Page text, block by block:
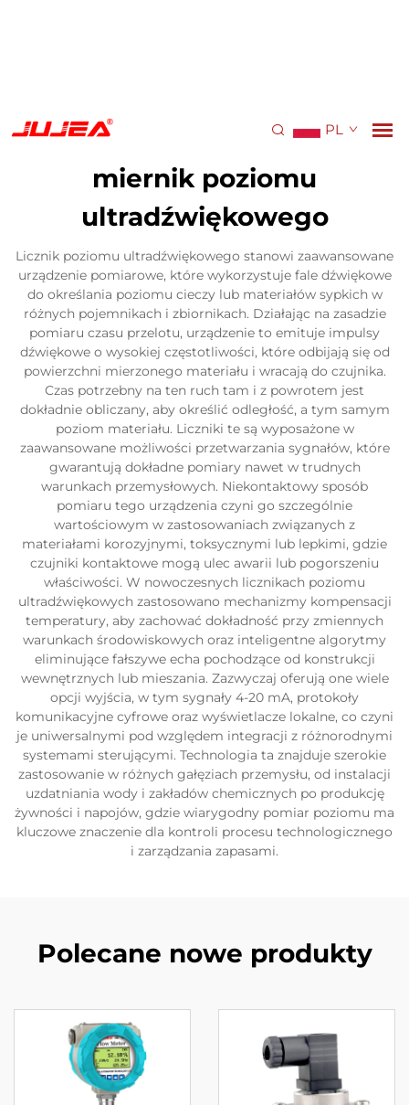
PL
miernik poziomu
ultradźwiękowego
Licznik poziomu ultradźwiękowego stanowi zaawansowane
urządzenie pomiarowe, które wykorzystuje fale dźwiękowe
do określania poziomu cieczy lub materiałów sypkich w
różnych pojemnikach i zbiornikach. Działając na zasadzie
pomiaru czasu przelotu, urządzenie to emituje impulsy
dźwiękowe o wysokiej częstotliwości, które odbijają się od
powierzchni mierzonego materiału i wracają do czujnika.
Czas potrzebny na ten ruch tam i z powrotem jest
dokładnie obliczany, aby określić odległość, a tym samym
poziom materiału. Liczniki te są wyposażone w
zaawansowane możliwości przetwarzania sygnałów, które
gwarantują dokładne pomiary nawet w trudnych
warunkach przemysłowych. Niekontaktowy sposób
pomiaru tego urządzenia czyni go szczególnie
wartościowym w zastosowaniach związanych z
materiałami korozyjnymi, toksycznymi lub lepkimi, gdzie
czujniki kontaktowe mogą ulec awarii lub pogorszeniu
właściwości. W nowoczesnych licznikach poziomu
ultradźwiękowych zastosowano mechanizmy kompensacji
temperatury, aby zachować dokładność przy zmiennych
warunkach środowiskowych oraz inteligentne algorytmy
eliminujące fałszywe echa pochodzące od konstrukcji
wewnętrznych lub mieszania. Zazwyczaj oferują one wiele
opcji wyjścia, w tym sygnały 4-20 mA, protokoły
komunikacyjne cyfrowe oraz wyświetlacze lokalne, co czyni
je uniwersalnymi pod względem integracji z różnorodnymi
systemami sterującymi. Technologia ta znajduje szerokie
zastosowanie w różnych gałęziach przemysłu, od instalacji
uzdatniania wody i zakładów chemicznych po produkcję
żywności i napojów, gdzie wiarygodny pomiar poziomu ma
kluczowe znaczenie dla kontroli procesu technologicznego
i zarządzania zapasami.
Polecane nowe produkty